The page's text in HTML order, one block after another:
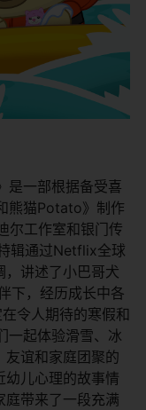
是一部根据备受喜
熊猫Potato》制作
尔工作室和银门传
辑通过Netflix全球
，讲述了小巴哥犬
下，经历成长中各
令人期待的寒假和
一起体验滑雪、冰
友谊和家庭团聚的
幼儿心理的故事情
庭带来了一段充满